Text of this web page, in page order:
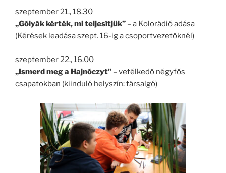
szeptember 21., 18.30
„Gólyák kérték, mi teljesítjük” – a Kolorádió adása
(Kérések leadása szept. 16-ig a csoportvezetőknél)
szeptember 22., 16.00
„Ismerd meg a Hajnóczyt” – vetélkedő négyfős
csapatokban (kiinduló helyszín: társalgó)